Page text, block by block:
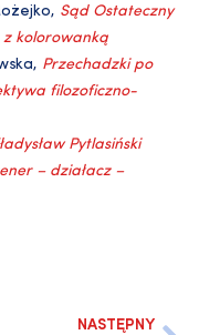
Sąd Ostateczny
kolorowanką
Przechadzki po
filozoficzno-
Pytlasiński
– działacz –
NASTĘPNY